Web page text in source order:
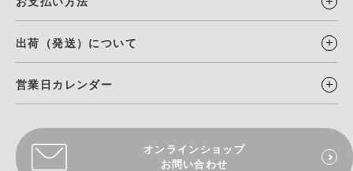
出荷（発送）について
営業日カレンダー
オンラインショップ
お問い合わせ